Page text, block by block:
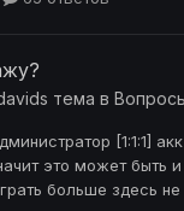
тема в
[1:1:1]
это может быть
больше здесь не